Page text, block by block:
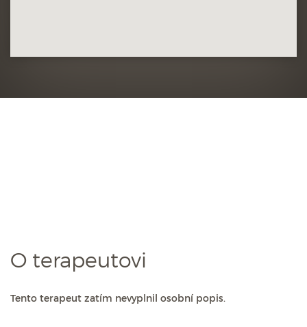
O terapeutovi
Tento terapeut zatím nevyplnil osobní popis.